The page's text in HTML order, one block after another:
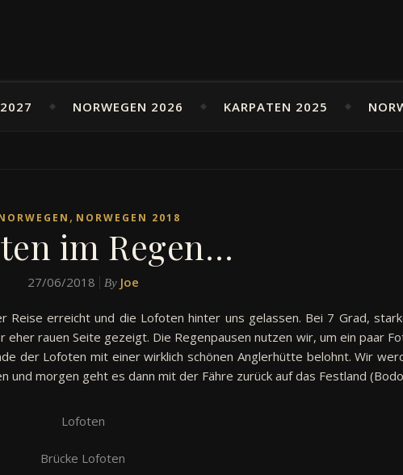
NORWEGEN 2026 KARPATEN 2025
, NORWEGEN 2018
im Regen…
27/06/2018 By Joe
Reise erreicht und die Lofoten hinter uns gelassen. Bei 7 Grad,
eher rauen Seite gezeigt. Die Regenpausen nutzen wir, um ein paar
der Lofoten mit einer wirklich schönen Anglerhütte belohnt. Wir
und morgen geht es dann mit der Fähre zurück auf das Festland
Lofoten
Brücke Lofoten